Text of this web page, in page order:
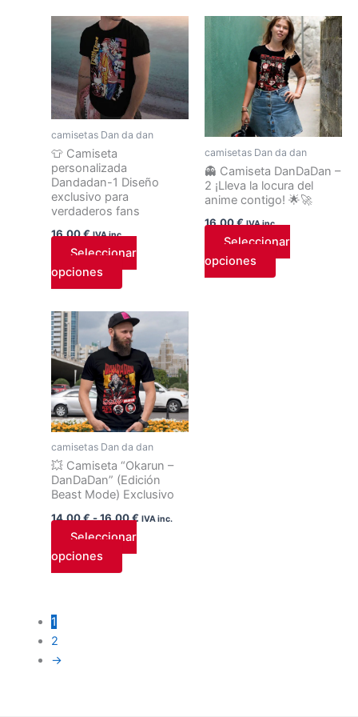
camisetas Dan da dan
👕 Camiseta
personalizada
Dandadan-1 Diseño
exclusivo para
verdaderos fans
16,00€ IVA inc.
Seleccionar
opciones
Este
producto
tiene
múltiples
variantes.
Las
opciones
pueden
elegir
en
la
página
de
producto
camisetas Dan da dan
👻 Camiseta DanDaDan –
2 ¡Lleva la locura del
anime contigo! 🌟🚀
16,00€ IVA inc.
Seleccionar
opciones
Este
producto
tiene
múltiples
variantes.
Las
opciones
se
pueden
elegir
la
página
de
camisetas Dan da dan
💥 Camiseta “Okarun –
DanDaDan” (Edición
Beast Mode) Exclusivo
14,00€-16,00€
Rango
de
precios:
desde
14,00 €
hasta
16,00 €
IVA inc.
Seleccionar
opciones
Este
producto
tiene
múltiples
variantes.
Las
opciones
se
pueden
elegir
en
la
página
de
1
2
→